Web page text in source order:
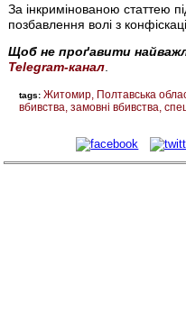
За інкримінованою статтею
позбавлення волі з
Щоб не проґавити
Telegram-канал
tags: Житомир Полтавська
вбивства замовні вбивства